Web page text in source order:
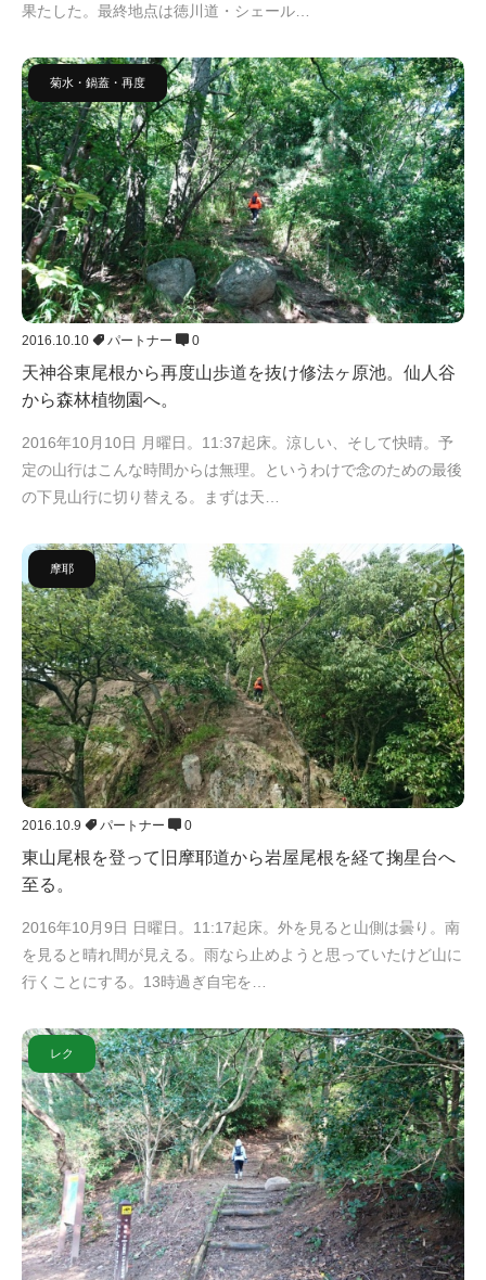
果たした。最終地点は徳川道・シェール…
菊水・鍋蓋・再度
2016.10.10 パートナー 0
天神谷東尾根から再度山歩道を抜け修法ヶ原池。仙人谷
から森林植物園へ。
2016年10月10日 月曜日。11:37起床。涼しい、そして快晴。予
定の山行はこんな時間からは無理。というわけで念のための最後
の下見山行に切り替える。まずは天…
摩耶
2016.10.9 パートナー 0
東山尾根を登って旧摩耶道から岩屋尾根を経て掬星台へ
至る。
2016年10月9日 日曜日。11:17起床。外を見ると山側は曇り。南
を見ると晴れ間が見える。雨なら止めようと思っていたけど山に
行くことにする。13時過ぎ自宅を…
レク